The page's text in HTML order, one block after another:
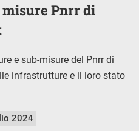
misure Pnrr di
e sub-misure del Pnrr di
infrastrutture e il loro stato
2024